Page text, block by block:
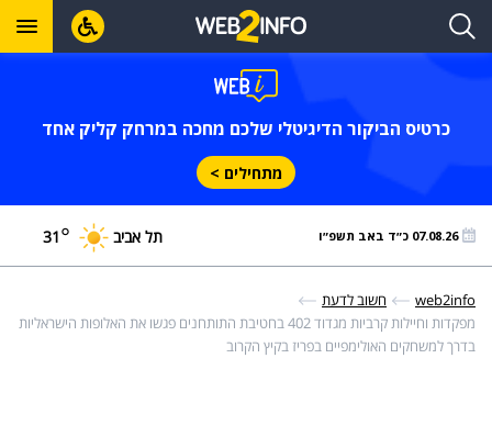
כרטיס הביקור הדיגיטלי שלכם מחכה במרחק קליק אחד
מתחילים >
07.08.26 כ״ד באב תשפ״ו תל אביב 31°
web2info
חשוב לדעת
מפקדות וחיילות קרביות מגדוד 402 בחטיבת התותחנים פגשו את האלופות הישראליות
בדרך למשחקים האולימפיים בפריז בקיץ הקרוב